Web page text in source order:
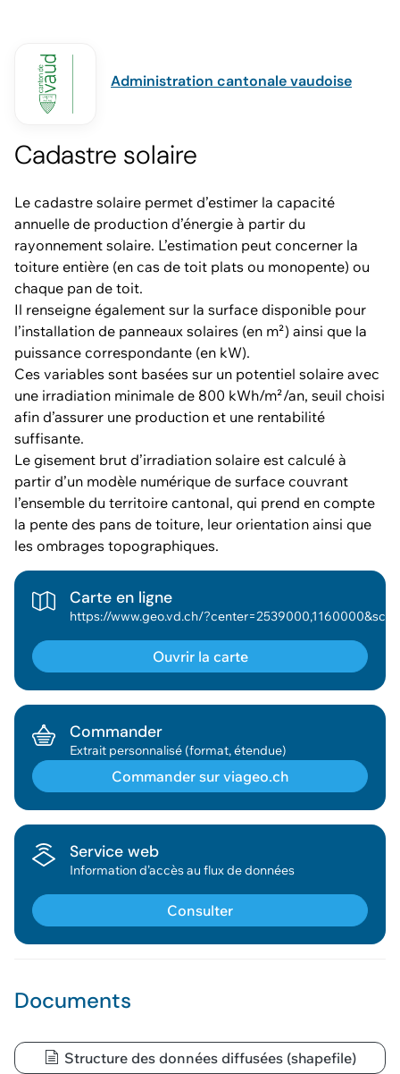
Administration cantonale vaudoise
Cadastre solaire
Le cadastre solaire permet d’estimer la capacité
annuelle de production d’énergie à partir du
rayonnement solaire. L’estimation peut concerner la
toiture entière (en cas de toit plats ou monopente) ou
chaque pan de toit.
Il renseigne également sur la surface disponible pour
l’installation de panneaux solaires (en m²) ainsi que la
puissance correspondante (en kW).
Ces variables sont basées sur un potentiel solaire avec
une irradiation minimale de 800 kWh/m²/an, seuil choisi
afin d’assurer une production et une rentabilité
suffisante.
Le gisement brut d’irradiation solaire est calculé à
partir d’un modèle numérique de surface couvrant
l’ensemble du territoire cantonal, qui prend en compte
la pente des pans de toiture, leur orientation ainsi que
les ombrages topographiques.
Documents
Structure des données diffusées (shapefile)
Carte en ligne
Ouvrir la carte
Commander
Extrait personnalisé (format, étendue)
Commander sur viageo.ch
Géodonnée ajoutée au panier !
Voir le panier
Service web
Information d’accès au flux de données
Consulter